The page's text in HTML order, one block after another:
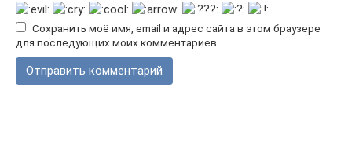
Сохранить моё имя, email и адрес сайта в этом браузере
для последующих моих комментариев.